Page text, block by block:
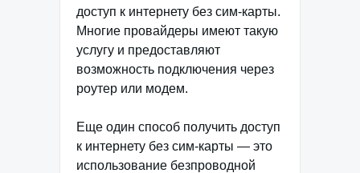
доступ к интернету без сим-карты.
Многие провайдеры имеют такую
услугу и предоставляют
возможность подключения через
роутер или модем.
Еще один способ получить доступ
к интернету без сим-карты — это
использование безпроводной